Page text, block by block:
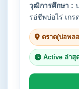
วุฒิการศึกษา :
รอ่ชีพบ่อไร่ เกร
ตราด(บ่อพล
Active ล่าสุ